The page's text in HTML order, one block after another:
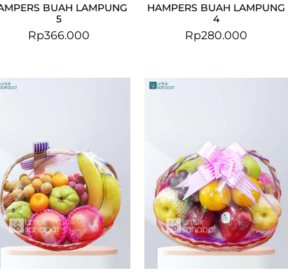
BUAH LAMPUNG
5
Rp366.000
HAMPERS BUAH LAMPUNG
4
Rp280.000